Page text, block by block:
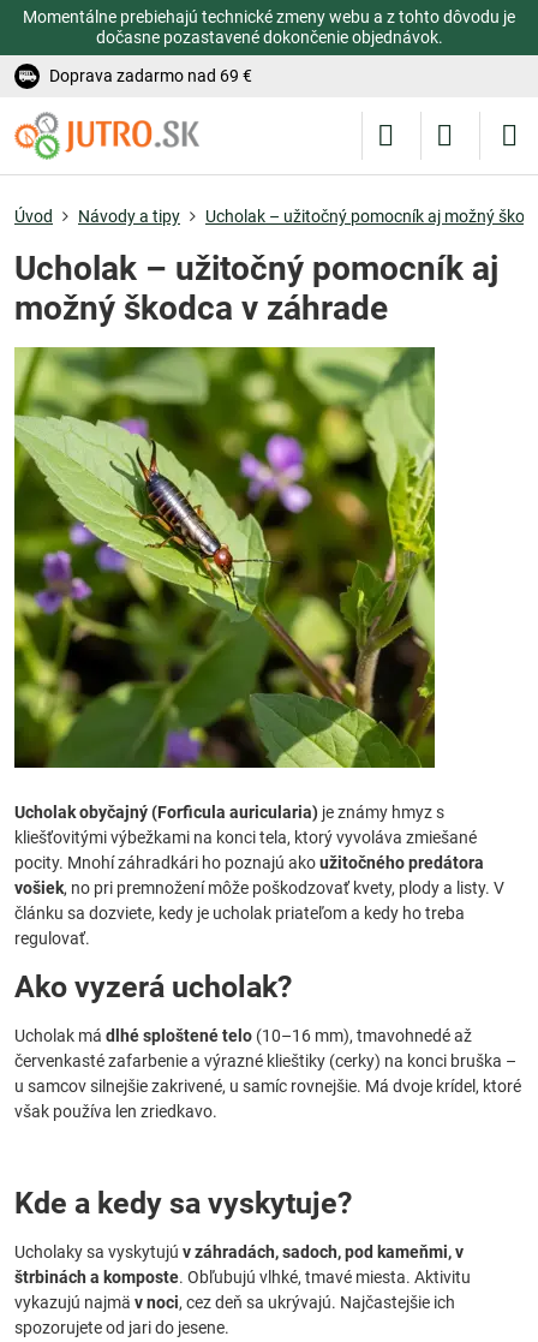
Momentálne prebiehajú technické zmeny webu a z tohto dôvodu je
dočasne pozastavené dokončenie objednávok.
Doprava zadarmo nad 69 €
Úvod Návody a tipy Ucholak – užitočný pomocník aj možný
Ucholak – užitočný pomocník aj
možný škodca v záhrade
Ucholak obyčajný (Forficula auricularia) je známy hmyz s
kliešťovitými výbežkami na konci tela, ktorý vyvoláva zmiešané
pocity. Mnohí záhradkári ho poznajú akoužitočného predátora
vošiek, no pri premnožení môže poškodzovať kvety, plody a listy. V
článku sa dozviete, kedy je ucholak priateľom a kedy ho treba
regulovať.
Ako vyzerá ucholak?
Ucholak má dlhé sploštené telo (10–16 mm), tmavohnedé až
červenkasté zafarbenie a výrazné klieštiky (cerky) na konci bruška –
u samcov silnejšie zakrivené, u samíc rovnejšie. Má dvoje krídel, ktoré
však používa len zriedkavo.
Kde a kedy sa vyskytuje?
Ucholaky sa vyskytujú v záhradách, sadoch, pod kameňmi, v
štrbinách a komposte. Obľubujú vlhké, tmavé miesta. Aktivitu
vykazujú najmä v noci, cez deň sa ukrývajú. Najčastejšie ich
spozorujete od jari do jesene.